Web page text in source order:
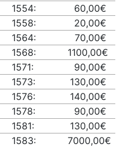
1554:
60,00€
1558:
20,00€
1564:
70,00€
1568:
1100,00€
1571:
90,00€
1573:
130,00€
1576:
140,00€
1578:
90,00€
1581:
130,00€
1583: 7000,00€